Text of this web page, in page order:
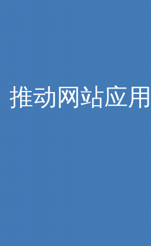
推动 网站应用